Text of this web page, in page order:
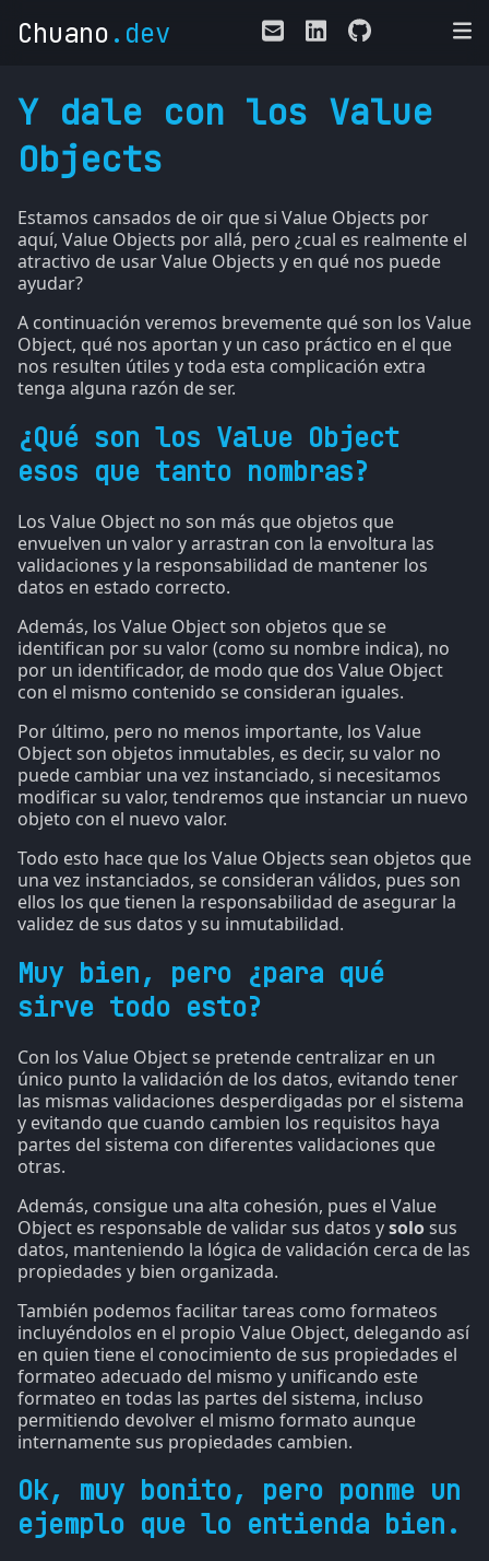
Chuano.dev
Y dale con los Value
Objects
Estamos cansados de oir que si Value Objects por
aquí, Value Objects por allá, pero ¿cual es realmente el
atractivo de usar Value Objects y en qué nos puede
ayudar?
A continuación veremos brevemente qué son los Value
Object, qué nos aportan y un caso práctico en el que
nos resulten útiles y toda esta complicación extra
tenga alguna razón de ser.
¿Qué son los Value Object
esos que tanto nombras?
Los Value Object no son más que objetos que
envuelven un valor y arrastran con la envoltura las
validaciones y la responsabilidad de mantener los
datos en estado correcto.
Además, los Value Object son objetos que se
identifican por su valor (como su nombre indica), no
por un identificador, de modo que dos Value Object
con el mismo contenido se consideran iguales.
Por último, pero no menos importante, los Value
Object son objetos inmutables, es decir, su valor no
puede cambiar una vez instanciado, si necesitamos
modificar su valor, tendremos que instanciar un nuevo
objeto con el nuevo valor.
Todo esto hace que los Value Objects sean objetos que
una vez instanciados, se consideran válidos, pues son
ellos los que tienen la responsabilidad de asegurar la
validez de sus datos y su inmutabilidad.
Muy bien, pero ¿para qué
sirve todo esto?
Con los Value Object se pretende centralizar en un
único punto la validación de los datos, evitando tener
las mismas validaciones desperdigadas por el sistema
y evitando que cuando cambien los requisitos haya
partes del sistema con diferentes validaciones que
otras.
Además, consigue una alta cohesión, pues el Value
Object es responsable de validar sus datos ysolosus
datos, manteniendo la lógica de validación cerca de las
propiedades y bien organizada.
También podemos facilitar tareas como formateos
incluyéndolos en el propio Value Object, delegando así
en quien tiene el conocimiento de sus propiedades el
formateo adecuado del mismo y unificando este
formateo en todas las partes del sistema, incluso
permitiendo devolver el mismo formato aunque
internamente sus propiedades cambien.
Ok, muy bonito, pero ponme un
ejemplo que lo entienda bien.